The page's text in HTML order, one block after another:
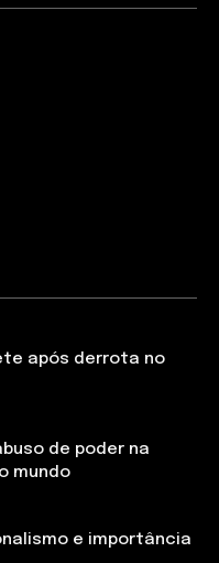
após derrota no
de poder na
mundo
e importância